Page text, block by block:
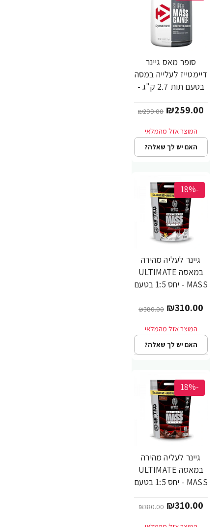
סופר מאס גיינר
דיימטייז לעלייה במסה
בטעם תות 2.7 ק"ג -
Nutrition
₪259.00
₪299.00
האם יש לך שאלה?
-18%
גיינר לעליה מהירה
במאסה ULTIMATE
MASS - יחס 1:5 בטעם
מבית Gifted₪310.00
₪380.00
האם יש לך שאלה?
-18%
גיינר לעליה מהירה
במאסה ULTIMATE
MASS - יחס 1:5 בטעם
ק"ג - מבית Gifted ₪310.00
₪380.00